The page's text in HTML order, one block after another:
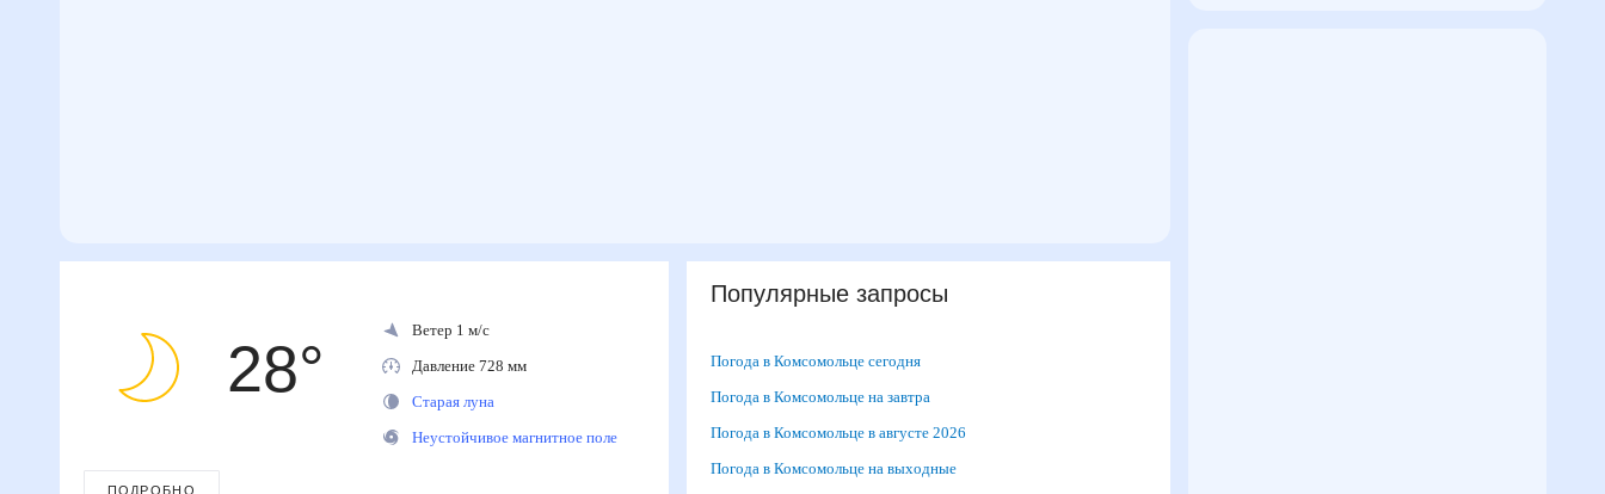
28°
Ветер 1 м/с
Давление 728 мм
Старая луна
Неустойчивое магнитное поле
Популярные запросы
Погода в Комсомольце сегодня
Погода в Комсомольце на завтра
Погода в Комсомольце в августе 2026
Погода в Комсомольце на выходные